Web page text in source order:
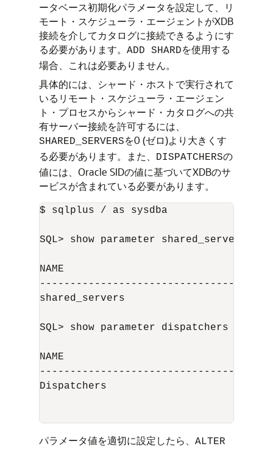
ータベース初期化パラメータを設定して、リ
モート・スケジューラ・エージェントがXDB
接続を介してカタログに接続できるようにす
る必要があります。 ADD SHARDを使用する
場合、これは必要ありません。
具体的には、シャード・ホストで実行されて
いるリモート・スケジューラ・エージェン
ト・プロセスからシャード・カタログへの共
有サーバー接続を許可するには、
SHARED_SERVERSを0 (ゼロ)より大きくす
る必要があります。また、
DISPATCHERSの
値には、Oracle SIDの値に基づいてXDBのサ
ービスが含まれている必要があります。
$ sqlplus / as sysdba
SQL> show parameter shared_servers
NAME
------------------------------------
shared_servers
SQL> show parameter dispatchers
NAME
------------------------------------
Dispatchers                          string
パラメータ値を適切に設定したら、 ALTER